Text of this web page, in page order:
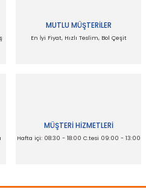
eksik bilgiler bulunuyor.
MUTLU MÜŞTERİLER
En İyi Fiyat, Hızlı Teslim, Bol Çeşit
MÜŞTERİ HİZMETLERİ
Hafta içi: 08:30 - 18:00 C.tesi 09:00 - 13:00